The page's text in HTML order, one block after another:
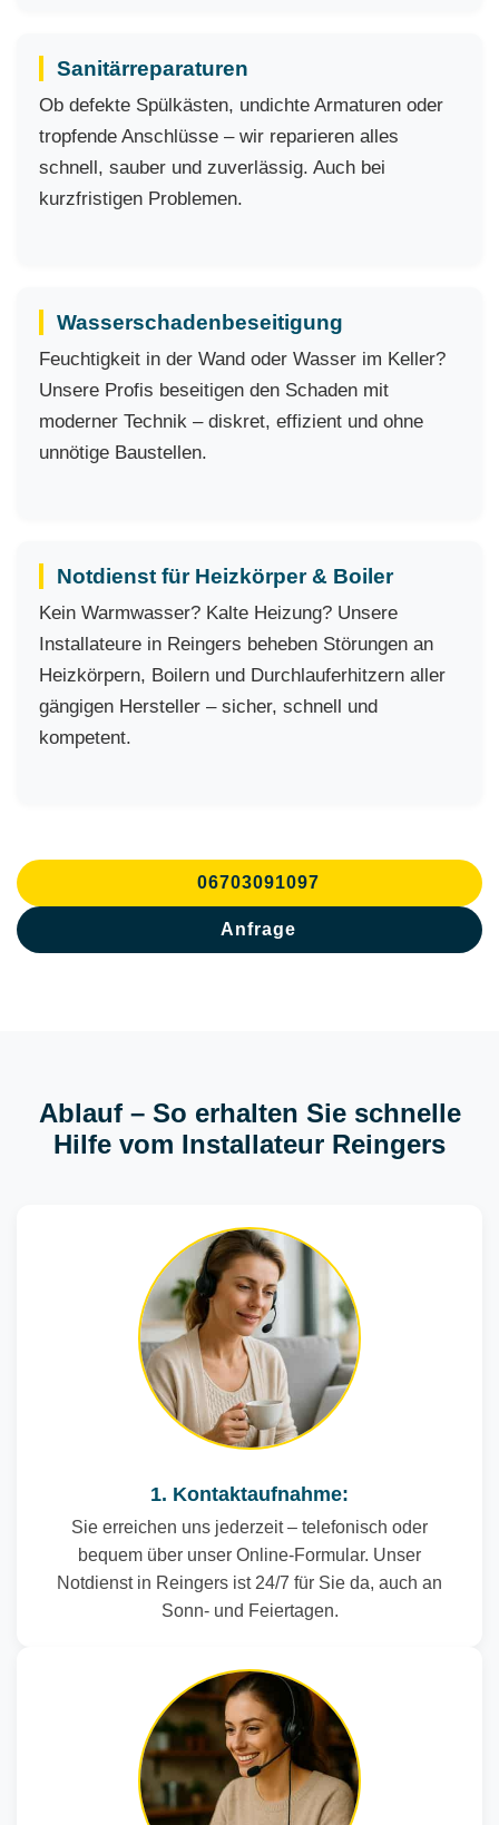
Sanitärreparaturen
Ob defekte Spülkästen, undichte Armaturen oder
tropfende Anschlüsse – wir reparieren alles
schnell, sauber und zuverlässig. Auch bei
kurzfristigen Problemen.
Wasserschadenbeseitigung
Feuchtigkeit in der Wand oder Wasser im Keller?
Unsere Profis beseitigen den Schaden mit
moderner Technik – diskret, effizient und ohne
unnötige Baustellen.
Notdienst für Heizkörper & Boiler
Kein Warmwasser? Kalte Heizung? Unsere
Installateure in Reingers beheben Störungen an
Heizkörpern, Boilern und Durchlauferhitzern aller
gängigen Hersteller – sicher, schnell und
kompetent.
06703091097
Anfrage
Ablauf – So erhalten Sie schnelle
Hilfe vom Installateur Reingers
1. Kontaktaufnahme:
Sie erreichen uns jederzeit – telefonisch oder
bequem über unser Online-Formular. Unser
Notdienst in Reingers ist 24/7 für Sie da, auch an
Sonn- und Feiertagen.